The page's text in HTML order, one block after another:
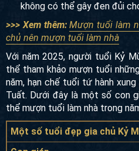
Tuyệt đối không mượn tuổi
mượn tuổi cho đến khi
không có thể gây đen đủi
>>> Xem thêm:
Mượn tuổi
gia chủ nên mượn tuổi làm nhà
Với năm 2025, người tuổi Kỷ
thể tham khảo mượn tuổi
năm, hạn chế tuổi tứ hành
- Tuất. Dưới đây là một số con
thể mượn tuổi làm nhà trong